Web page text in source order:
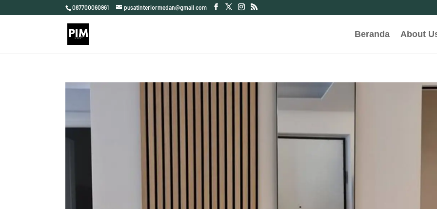
087700060961 pusatinteriormedan@gmail.com
Beranda About